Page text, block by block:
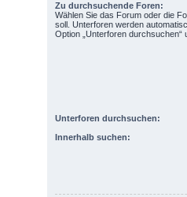
Zu durchsuchende Foren:
Wählen Sie das Forum oder die
soll. Unterforen werden
Option „Unterforen durchsuchen“
Unterforen durchsuchen:
Innerhalb suchen: